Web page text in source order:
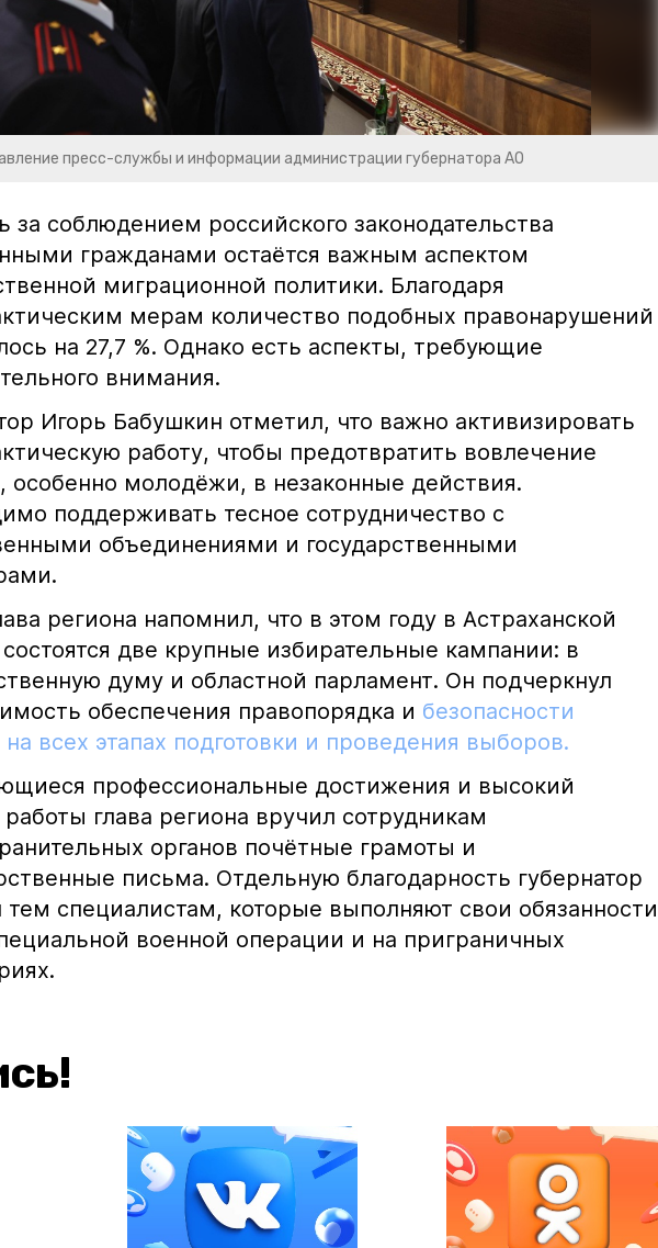
пресс-службы и информации администрации губернатора АО
за соблюдением российского законодательства
гражданами остаётся важным аспектом
миграционной политики. Благодаря
мерам количество подобных правонарушений
на 27,7 %. Однако есть аспекты, требующие
внимания.
Игорь Бабушкин отметил, что важно активизировать
работу, чтобы предотвратить вовлечение
особенно молодёжи, в незаконные действия.
поддерживать тесное сотрудничество с
объединениями и государственными
региона напомнил, что в этом году в Астраханской
две крупные избирательные кампании: в
думу и областной парламент. Он подчеркнул
обеспечения правопорядка и безопасности
всех этапах подготовки и проведения выборов.
профессиональные достижения и высокий
глава региона вручил сотрудникам
органов почётные грамоты и
письма. Отдельную благодарность губернатор
тем специалистам, которые выполняют свои обязанности
военной операции и на приграничных